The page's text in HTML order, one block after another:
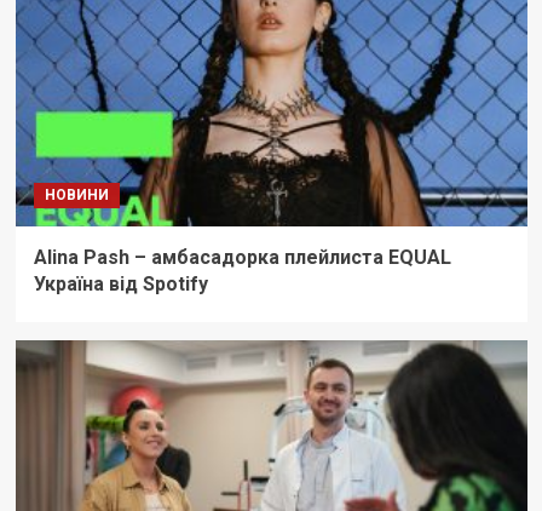
НОВИНИ
Alina Pash – амбасадорка плейлиста EQUAL
Україна від Spotify